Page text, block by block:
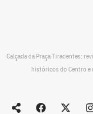
Calçada da Praça Tiradentes:
históricos do Centro e